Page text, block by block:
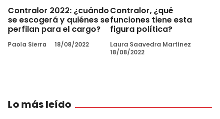
Contralor 2022: ¿cuándo
se escogerá y quiénes se
perfilan para el cargo?
Paola Sierra 18/08/2022
Contralor, ¿qué
funciones tiene esta
figura política?
Laura Saavedra Martínez
18/08/2022
Lo más leído